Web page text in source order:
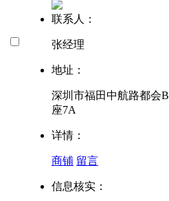
联系人：
张经理
地址：
深圳市福田中航路都会B
座7A
详情：
商铺 留言
信息核实：